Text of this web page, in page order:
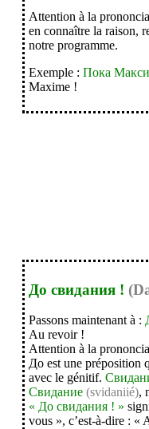
Attention à la
en connaître la raison,
notre programme.
Exemple : Пока
Maxime !
До свидания !
Passons maintenant à :
Au revoir !
Attention à la
До est une préposition
avec le génitif.
Свидание (svidaniié),
« До свидания ! »
vous », c’est-à-dire : «